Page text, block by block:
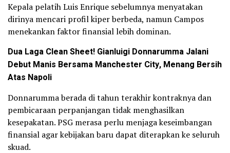
Kepala pelatih Luis Enrique sebelumnya menyatakan
dirinya mencari profil kiper berbeda, namun Campos
menekankan faktor finansial lebih dominan.
Dua Laga Clean Sheet! Gianluigi Donnarumma Jalani
Debut Manis Bersama Manchester City, Menang Bersih
Atas Napoli
Donnarumma berada di tahun terakhir kontraknya dan
pembicaraan perpanjangan tidak menghasilkan
kesepakatan. PSG merasa perlu menjaga keseimbangan
finansial agar kebijakan baru dapat diterapkan ke seluruh
skuad.